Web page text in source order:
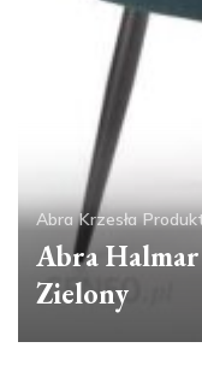
Abra Krzesła
Abra
Zielony